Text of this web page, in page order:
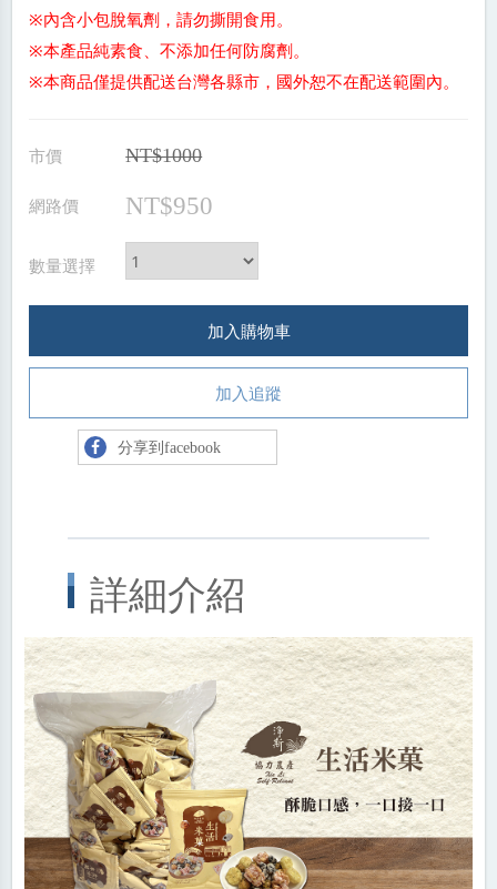
※內含小包脫氧劑，請勿撕開食用。
※本產品純素食、不添加任何防腐劑。
※本商品僅提供配送台灣各縣市，國外恕不在配送範圍內。
市價 NT$1000
網路價 NT$950
數量選擇
加入購物車
加入追蹤
分享到facebook
詳細介紹